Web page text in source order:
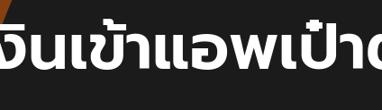
นเข้าแอพเป๋